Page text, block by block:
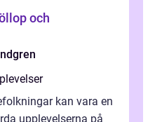
och
kan vara en
upplevelserna på